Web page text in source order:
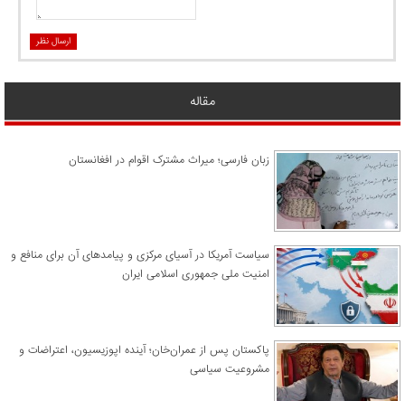
ارسال نظر
مقاله
زبان فارسی؛ میراث مشترک اقوام در افغانستان
سیاست آمریکا در آسیای مرکزی و پیامدهای آن برای منافع و
امنیت ملی جمهوری اسلامی ایران
پاکستان پس از عمران‌خان؛ آینده اپوزیسیون، اعتراضات و
مشروعیت سیاسی